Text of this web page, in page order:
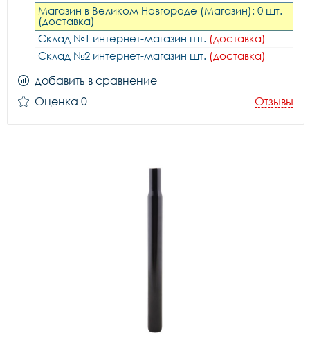
Магазин в Великом Новгороде (Магазин): 0 шт.
(доставка)
Склад №1 интернет-магазин шт. (доставка)
Склад №2 интернет-магазин шт. (доставка)
добавить в сравнение
Оценка 0
Отзывы